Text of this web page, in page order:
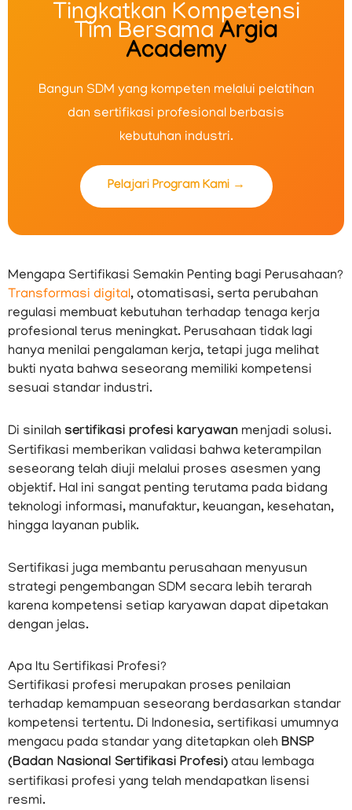
Tingkatkan Kompetensi
Tim Bersama Argia
Academy
Bangun SDM yang kompeten melalui pelatihan
dan sertifikasi profesional berbasis
kebutuhan industri.
Pelajari Program Kami →
Mengapa Sertifikasi Semakin Penting bagi Perusahaan?
Transformasi digital, otomatisasi, serta perubahan
regulasi membuat kebutuhan terhadap tenaga kerja
profesional terus meningkat. Perusahaan tidak lagi
hanya menilai pengalaman kerja, tetapi juga melihat
bukti nyata bahwa seseorang memiliki kompetensi
sesuai standar industri.
Di sinilah sertifikasi profesi karyawan menjadi solusi.
Sertifikasi memberikan validasi bahwa keterampilan
seseorang telah diuji melalui proses asesmen yang
objektif. Hal ini sangat penting terutama pada bidang
teknologi informasi, manufaktur, keuangan, kesehatan,
hingga layanan publik.
Sertifikasi juga membantu perusahaan menyusun
strategi pengembangan SDM secara lebih terarah
karena kompetensi setiap karyawan dapat dipetakan
dengan jelas.
Apa Itu Sertifikasi Profesi?
Sertifikasi profesi merupakan proses penilaian
terhadap kemampuan seseorang berdasarkan standar
kompetensi tertentu. Di Indonesia, sertifikasi umumnya
mengacu pada standar yang ditetapkan oleh BNSP
(Badan Nasional Sertifikasi Profesi) atau lembaga
sertifikasi profesi yang telah mendapatkan lisensi
resmi.